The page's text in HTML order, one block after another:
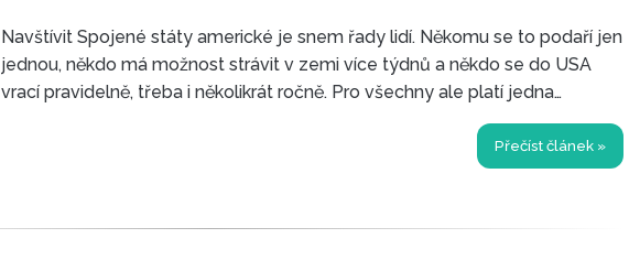
Navštívit Spojené státy americké je snem řady lidí. Někomu se to podaří jen
jednou, někdo má možnost strávit v zemi více týdnů a někdo se do USA
vrací pravidelně, třeba i několikrát ročně. Pro všechny ale platí jedna
Přečíst článek »